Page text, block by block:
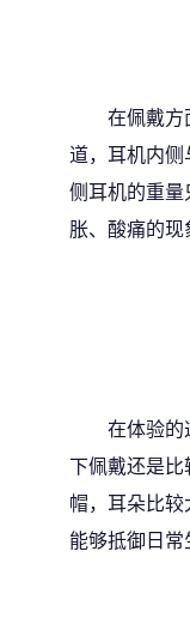
在佩戴方
道，耳机内侧
侧耳机的重量
胀、酸痛的现
在体验的
下佩戴还是比
帽，耳朵比
能够抵御日常